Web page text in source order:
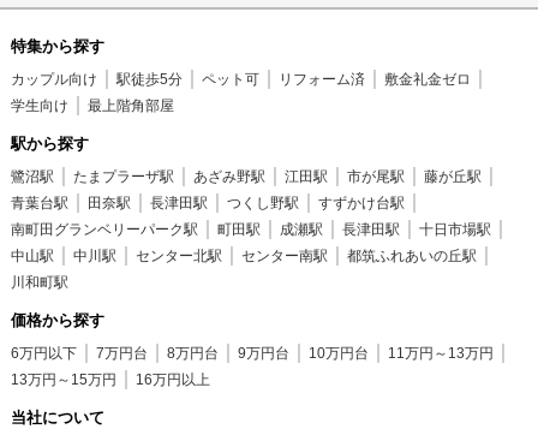
特集から探す
カップル向け 駅徒歩5分 ペット可 リフォーム済
敷金礼金ゼロ
学生向け
最上階角部屋
駅から探す
鷺沼駅 たまプラーザ駅 あざみ野駅 江田駅 市が尾駅
藤が丘駅
青葉台駅
田奈駅 長津田駅 つくし野駅
すずかけ台駅
南町田グランベリーパーク駅
町田駅 成瀬駅 長津田駅
十日市場駅
中山駅
中川駅 センター北駅 センター南駅
都筑ふれあいの丘駅
川和町駅
価格から探す
6万円以下 7万円台 8万円台 9万円台 10万円台
11万円～13万円
13万円～15万円
16万円以上
当社について